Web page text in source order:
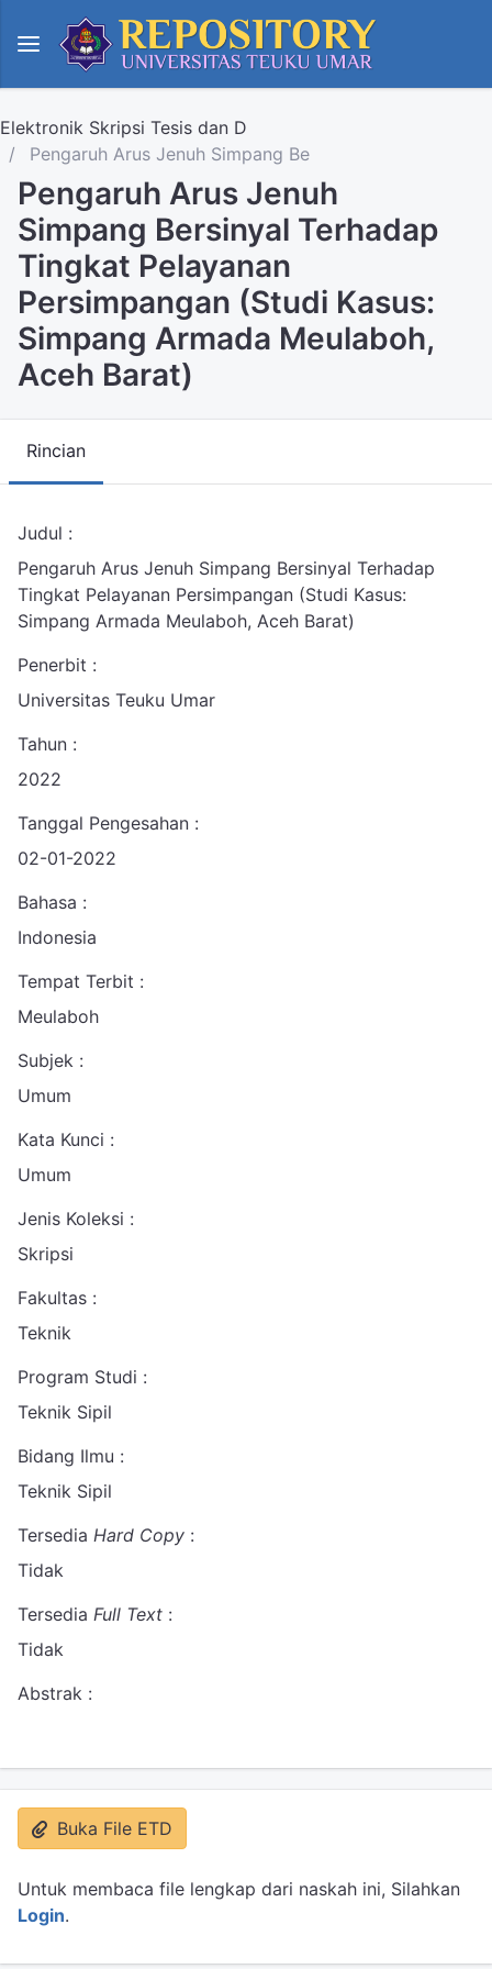
Elektronik Skripsi Tesis dan D
Pengaruh Arus Jenuh Simpang Be
Pengaruh Arus Jenuh
Simpang Bersinyal Terhadap
Tingkat Pelayanan
Persimpangan (Studi Kasus:
Simpang Armada Meulaboh,
Aceh Barat)
Rincian
Judul :
Pengaruh Arus Jenuh Simpang Bersinyal Terhadap
Tingkat Pelayanan Persimpangan (Studi Kasus:
Simpang Armada Meulaboh, Aceh Barat)
Penerbit :
Universitas Teuku Umar
Tahun :
2022
Tanggal Pengesahan :
02-01-2022
Bahasa :
Indonesia
Tempat Terbit :
Meulaboh
Subjek :
Umum
Kata Kunci :
Umum
Jenis Koleksi :
Skripsi
Fakultas :
Teknik
Program Studi :
Teknik Sipil
Bidang Ilmu :
Teknik Sipil
Tersedia Hard Copy :
Tidak
Tersedia Full Text :
Tidak
Abstrak :
Buka File ETD
Untuk membaca file lengkap dari naskah ini, Silahkan
Login.